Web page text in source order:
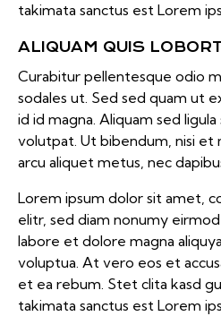
takimata sanctus est Lorem
ALIQUAM QUIS
Curabitur pellentesque odio
sodales ut. Sed sed quam ut
id id magna. Aliquam sed
volutpat. Ut bibendum, nisi
arcu aliquet metus, nec
Lorem ipsum dolor sit amet,
elitr, sed diam nonumy
labore et dolore magna
voluptua. At vero eos et
et ea rebum. Stet clita kasd
takimata sanctus est Lorem